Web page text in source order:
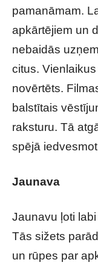
pamanāmam.
apkārtējiem un
nebaidās
citus.
novērtēts.
balstītais
raksturu. Tā
spējā
Jaunava
Jaunavu ļoti
Tās sižets
un rūpes par